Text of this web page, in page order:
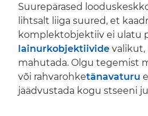
Suurepärased
lihtsalt liiga suured, et
komplektobjektiiv ei ulatu
lainurkobjektiivide valikut,
mahutada. Olgu tegemist
või rahvarohketänavaturu
jäädvustada kogu stseeni